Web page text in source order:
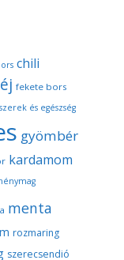
chili
fekete bors
és egészség
gyömbér
kardamom
menta
rozmaring
szerecsendió